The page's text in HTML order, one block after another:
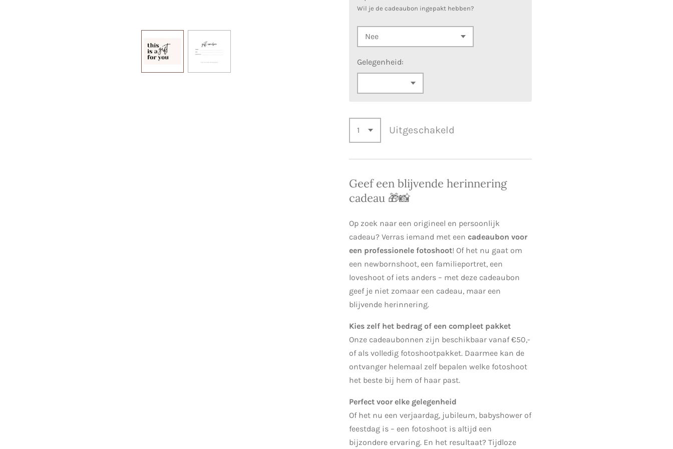
Wil je de cadeaubon ingepakt hebben?
Gelegenheid:
Uitgeschakeld
Geef een blijvende herinnering
cadeau 🎁📸
Op zoek naar een origineel en persoonlijk
cadeau? Verras iemand met een cadeaubon voor
een professionele fotoshoot! Of het nu gaat om
een newbornshoot, een familieportret, een
loveshoot of iets anders – met deze cadeaubon
geef je niet zomaar een cadeau, maar een
blijvende herinnering.
Kies zelf het bedrag of een compleet pakket
Onze cadeaubonnen zijn beschikbaar vanaf €50,-
of als volledig fotoshootpakket. Daarmee kan de
ontvanger helemaal zelf bepalen welke fotoshoot
het beste bij hem of haar past.
Perfect voor elke gelegenheid
Of het nu een verjaardag, jubileum, babyshower of
feestdag is – een fotoshoot is altijd een
bijzondere ervaring. En het resultaat? Tijdloze